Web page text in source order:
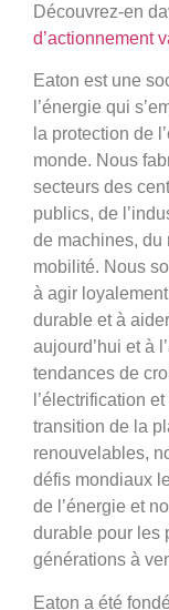
Découvrez-en
d’actionnement
Eaton est une
l’énergie qui
la protection de
monde. Nous
secteurs des
publics, de
de machines, du
mobilité. Nous
à agir
durable et à
aujourd’hui et à
tendances de
l’électrification
transition de la
renouvelables,
défis mondiaux
de l’énergie et
durable pour les
générations à
Eaton a été